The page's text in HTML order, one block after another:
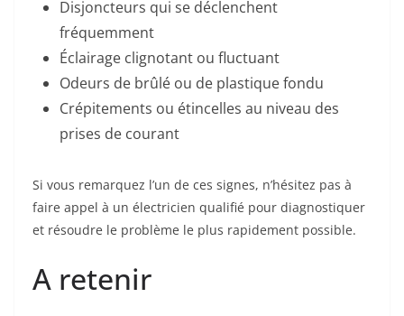
Disjoncteurs qui se déclenchent
fréquemment
Éclairage clignotant ou fluctuant
Odeurs de brûlé ou de plastique fondu
Crépitements ou étincelles au niveau des
prises de courant
Si vous remarquez l’un de ces signes, n’hésitez pas à
faire appel à un électricien qualifié pour diagnostiquer
et résoudre le problème le plus rapidement possible.
A retenir